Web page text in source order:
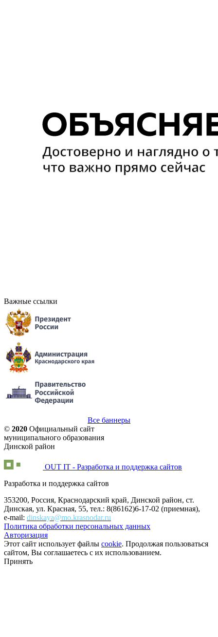
Важные ссылки
Все баннеры
© 2020 Официальный сайт
муниципального образования
Динской район
OUT IT - Разработка и поддержка сайтов
Разработка и поддержка сайтов
353200, Россия, Краснодарский край, Динской район, ст.
Динская, ул. Красная, 55, тел.: 8(86162)6-17-02 (приемная),
e-mail: dinskaya@mo.krasnodar.ru
Политика обработки персональных данных
Авторизация
Этот сайт использует файлы cookie. Продолжая пользоваться
сайтом, Вы соглашаетесь с их использованием.
Принять